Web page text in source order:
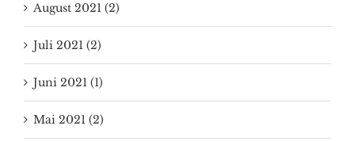
August 2021 (2)
Juli 2021 (2)
Juni 2021 (1)
Mai 2021 (2)